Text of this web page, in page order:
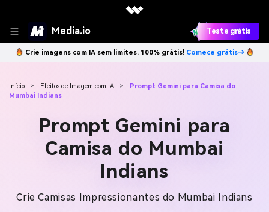
Media.io Teste grátis
Crie imagens com IA sem limites. 100% grátis! Comece grátis→
Início > Efeitos de Imagem com IA >
Prompt Gemini para Camisa do
Mumbai Indians
Prompt Gemini para
Camisa do Mumbai
Indians
Crie Camisas Impressionantes do Mumbai Indians